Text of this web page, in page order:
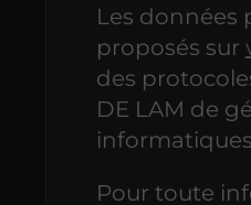
Les données
proposés sur
des
DE LAM de
Pour toute